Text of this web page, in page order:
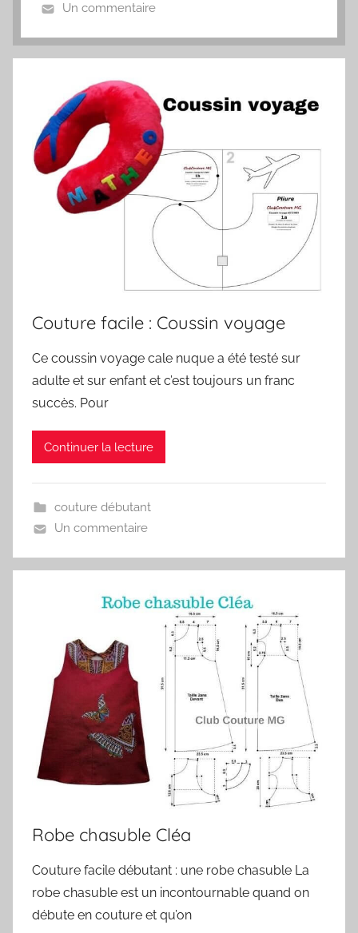
Un commentaire
Couture facile : Coussin voyage
Ce coussin voyage cale nuque a été testé sur
adulte et sur enfant et c’est toujours un franc
succès. Pour
Continuer la lecture
couture débutant
Un commentaire
Robe chasuble Cléa
Couture facile débutant : une robe chasuble La
robe chasuble est un incontournable quand on
débute en couture et qu’on